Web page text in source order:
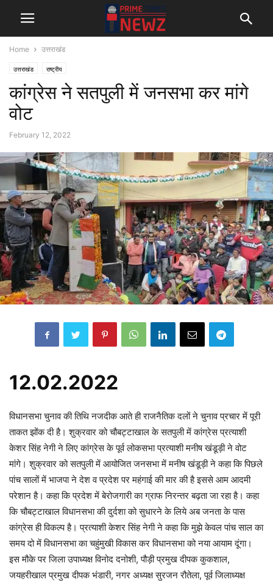
Home उत्तराखंड
उत्तराखंड राष्ट्रीय
कांग्रेस ने सतपुली में जनसभा कर मांगे
वोट
February 12, 2022
12.02.2022
विधानसभा चुनाव की तिथि नजदीक आते ही राजनैतिक दलों ने चुनाव प्रचार में पूरी
ताकत झोंक दी है। शुक्रवार को चौबट्टाखाल के सतपुली में कांग्रेस प्रत्याशी
केशर सिंह नेगी ने लिए कांग्रेस के पूर्व लोकसभा प्रत्याशी मनीष खंडूड़ी ने वोट
मांगे। शुक्रवार को सतपुली में आयोजित जनसभा में मनीष खंडूड़ी ने कहा कि पिछले
पांच सालों में भाजपा ने देश व प्रदेश पर महंगाई की मार की है इससे आम आदमी
परेशान है। कहा कि प्रदेश में बेरोजगारी का ग्राफ निरन्तर बढ़ता जा रहा है। कहा
कि चौबट्टाखाल विधानसभा की दुर्दशा को सुधारने के लिये अब जनता के पास
कांग्रेस ही विकल्प है। प्रत्याशी केशर सिंह नेगी ने कहा कि मुझे केवल पांच साल का
समय दो में विधानसभा का चहुंमुखी विकास कर विधानसभा को नया आयाम दूंगा।
इस मौके पर जिला उपाध्यक्ष विनोद दनोशी, पौड़ी प्रमुख दीपक कुकशाल,
जयहरीखाल प्रमुख दीपक भंडारी, नगर अध्यक्ष सुरजन रौतेला, पूर्व जिलाध्यक्ष